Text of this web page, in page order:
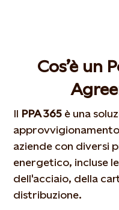
Cos’è un
Il PPA 365 è una
aziende con diversi
energetico, incluse
dell'acciaio, della
distribuzione.